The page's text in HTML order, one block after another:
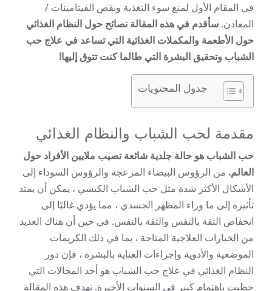
في المقام الأول لمنع سوء التغذية ونقص الفيتامينات /
المعادن. سأقدم في هذه المقالة نصائح حول النظام الغذائي
حول الأطعمة والمكملات الغذائية التي تساعد في علاج حب
الشباب وتحقيق البشرة التي طالما كنت تتوق إليها!
جدول المحتويات
مقدمة لحب الشباب والنظام الغذائي
حب الشباب هو حالة جلدية شائعة تصيب ملايين الأفراد حول
العالم. من الرؤوس البيضاء المزعجة والرؤوس السوداء إلى
الأشكال الأكثر شدة مثل حب الشباب الكيسي ، يمكن أن يمتد
تأثيره إلى ما وراء المظهر الجسدي ، مما يؤدي غالبًا إلى
انخفاض الثقة بالنفس والثقة بالنفس. في حين أن هناك العديد
من الخيارات العلاجية المتاحة ، بما في ذلك الكريمات
الموضعية والأدوية وإجراءات العناية بالبشرة ، فإن دور
النظام الغذائي في علاج حب الشباب هو أحد المجالات التي
حظيت باهتمام كبير في السنوات الأخيرة. تهدف هذه المقالة